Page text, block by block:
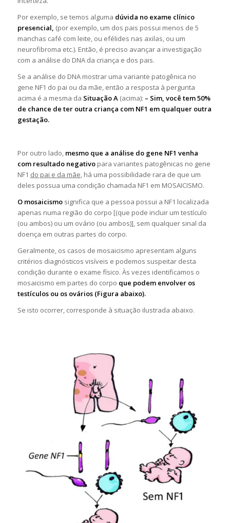
Por exemplo, se temos alguma dúvida no exame clínico
presencial, (por exemplo, um dos pais possui menos de 5
manchas café com leite, ou efélides nas axilas, ou um
neurofibroma etc.). Então, é preciso avançar a investigação
com a análise do DNA da criança e dos pais.
Se a análise do DNA mostrar uma variante patogênica no
gene NF1 do pai ou da mãe, então a resposta à pergunta
acima é a mesma da Situação A(acima): – Sim, você tem 50%
de chance de ter outra criança com NF1 em qualquer outra
gestação.
Por outro lado, mesmo que a análise do gene NF1 venha
com resultado negativopara variantes patogênicas no gene
NF1 do pai e da mãe , há uma possibilidade rara de que um
deles possua uma condição chamada NF1 em MOSAICISMO.
O mosaicismosignifica que a pessoa possui a NF1 localizada
apenas numa região do corpo [(que pode incluir um testículo
(ou ambos) ou um ovário (ou ambos)], sem qualquer sinal da
doença em outras partes do corpo.
Geralmente, os casos de mosaicismo apresentam alguns
critérios diagnósticos visíveis e podemos suspeitar desta
condição durante o exame físico. Às vezes identificamos o
mosaicismo em partes do corpo que podem envolver os
testículos ou os ovários (Figura abaixo).
Se isto ocorrer, corresponde à situação ilustrada abaixo.